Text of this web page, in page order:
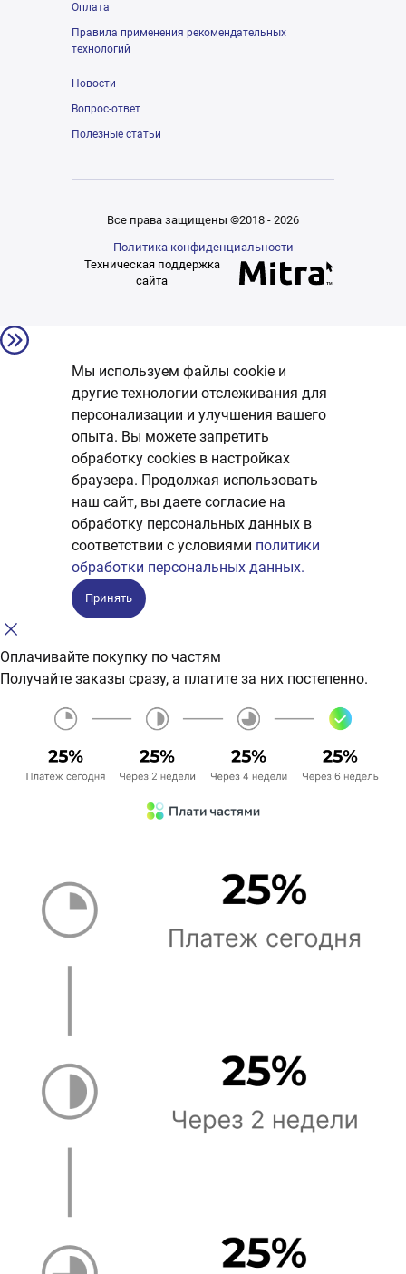
Оплата
Правила применения рекомендательных
технологий
Новости
Вопрос-ответ
Полезные статьи
Все права защищены ©2018 - 2026
Политика конфиденциальности
Техническая поддержка
сайта
Мы используем файлы cookie и
другие технологии отслеживания для
персонализации и улучшения вашего
опыта. Вы можете запретить
обработку сookies в настройках
браузера. Продолжая использовать
наш сайт, вы даете согласие на
обработку персональных данных в
соответствии с условиями политики
обработки персональных данных.
Принять
Оплачивайте покупку по частям
Получайте заказы сразу, а платите за них постепенно.